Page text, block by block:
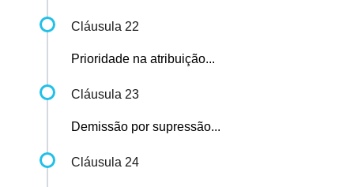
Cláusula 22
Prioridade na atribuição...
Cláusula 23
Demissão por supressão...
Cláusula 24